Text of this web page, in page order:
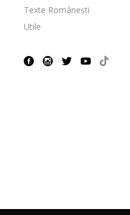
Texte Românești
Utile